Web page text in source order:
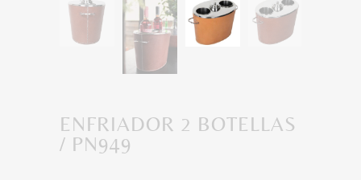
ENFRIADOR 2 BOTELLAS
/ PN949